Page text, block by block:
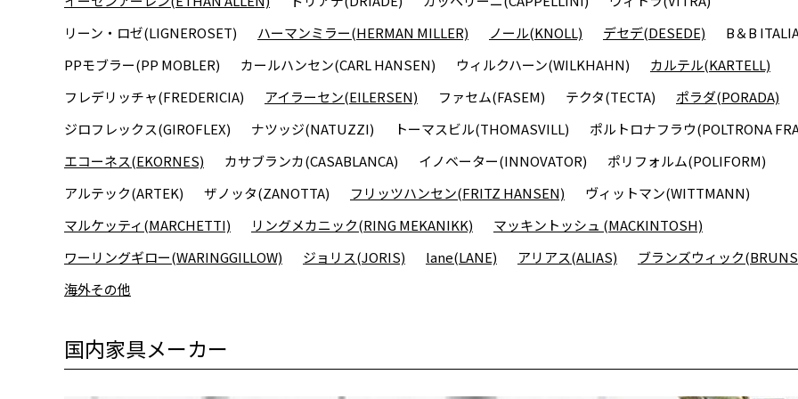
リーン・ロゼ(LIGNEROSET)
ハーマンミラー(HERMAN MILLER) ノール(KNOLL) デセデ(DESEDE)
B＆B
PPモブラー(PP MOBLER)
カールハンセン(CARL HANSEN) ウィルクハーン(WILKHAHN)
カルテル(KARTELL)
フレデリッチャ(FREDERICIA)
アイラーセン(EILERSEN) ファセム(FASEM) テクタ(TECTA)
ポラダ(PORADA)
ジロフレックス(GIROFLEX)
ナツッジ(NATUZZI) トーマスビル(THOMASVILL)
ポルトロナフラウ(POLTRONA
エコーネス(EKORNES)
カサブランカ(CASABLANCA) イノベーター(INNOVATOR)
ポリフォルム(POLIFORM)
アルテック(ARTEK)
ザノッタ(ZANOTTA) フリッツハンセン(FRITZ HANSEN)
ヴィットマン(WITTMANN)
マルケッティ(MARCHETTI)
リングメカニック(RING MEKANIKK)
マッキントッシュ (MACKINTOSH)
ワーリングギロー(WARINGGILLOW)
ジョリス(JORIS) lane(LANE) アリアス(ALIAS)
ブランズウィック
海外その他
国内家具メーカー